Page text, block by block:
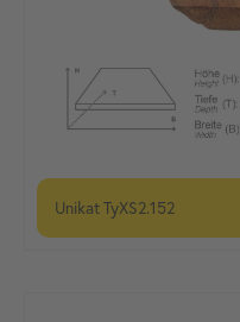
UnikatTyXS2.152